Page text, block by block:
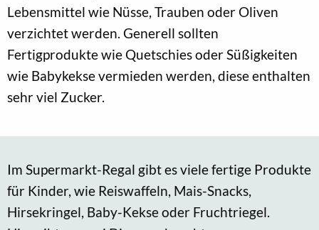
Lebensmittel wie Nüsse, Trauben oder Oliven
verzichtet werden. Generell sollten
Fertigprodukte wie Quetschies oder Süßigkeiten
wie Babykekse vermieden werden, diese enthalten
sehr viel Zucker.
Im Supermarkt-Regal gibt es viele fertige Produkte
für Kinder, wie Reiswaffeln, Mais-Snacks,
Hirsekringel, Baby-Kekse oder Fruchtriegel.